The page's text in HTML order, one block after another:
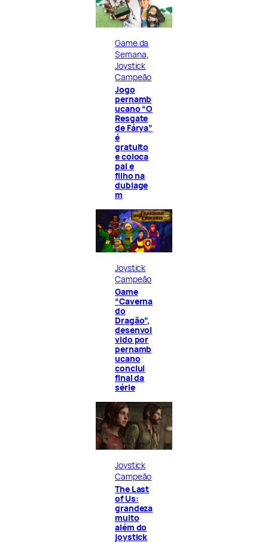
Game da
Semana
Joystick
Campeão
Jogo
pernamb
ucano “O
Resgate
de Fárya”
é
gratuito
e coloca
pai e
filho na
dublage
m
Joystick
Campeão
Game
“Caverna
do
Dragão”,
desenvol
vido por
pernamb
ucano
conclui
final da
série
Joystick
Campeão
The Last
of Us:
grandeza
muito
além do
joystick